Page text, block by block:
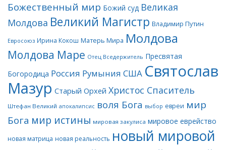
Божественный мир Божий суд Великая
Молдова Великий Магистр Владимир Путин
Евросоюз Ирина Кокош Матерь Мира Молдова
Молдова Маре Отец Вседержитель Пресвятая
Богородица Россия Румыния США Святослав
Мазур Старый Орхей Христос Спаситель
Штефан Великий апокалипсис воля Бога выбор евреи мир
Бога мир истины мировая закулиса мировое еврейство
новая матрица новая реальность новый мировой